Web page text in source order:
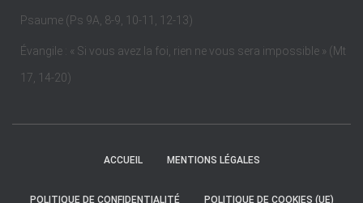
Psaume (Ps 9A, 8-9, 10-11, 12-13)
Évangile : « Si vous avez la foi, rien ne vous sera impossible » (Mt
17, 14-20)
ACCUEIL MENTIONS LÉGALES
POLITIQUE DE CONFIDENTIALITÉ POLITIQUE DE COOKIES (UE)